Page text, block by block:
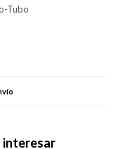
Tubo
interesar